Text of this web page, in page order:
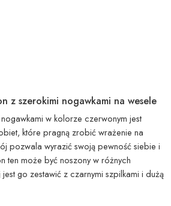
z szerokimi nogawkami na wesele
w kolorze czerwonym jest
które pragną zrobić wrażenie na
pozwala wyrazić swoją pewność siebie i
ten może być noszony w różnych
go zestawić z czarnymi szpilkami i dużą